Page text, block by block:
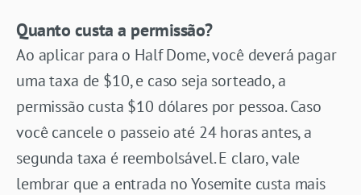
Quanto custa a permissão?
Ao aplicar para o Half Dome, você deverá pagar
uma taxa de $10, e caso seja sorteado, a
permissão custa $10 dólares por pessoa. Caso
você cancele o passeio até 24 horas antes, a
segunda taxa é reembolsável. E claro, vale
lembrar que a entrada no Yosemite custa mais